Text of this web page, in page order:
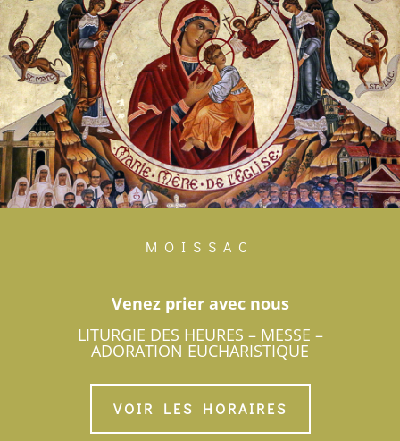
MOISSAC
Venez prier avec nous
LITURGIE DES HEURES – MESSE –
ADORATION EUCHARISTIQUE
VOIR LES HORAIRES